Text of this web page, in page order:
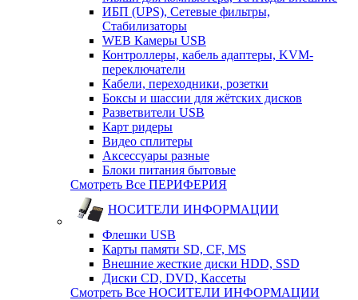
ИБП (UPS), Cетевые фильтры,
Cтабилизаторы
WEB Камеры USB
Контроллеры, кабель адаптеры, KVM-
переключатели
Кабели, переходники, розетки
Боксы и шассии для жётских дисков
Разветвители USB
Карт ридеры
Видео сплитеры
Аксессуары разные
Блоки питания бытовые
Смотреть Все ПЕРИФЕРИЯ
НОСИТЕЛИ ИНФОРМАЦИИ
Флешки USB
Карты памяти SD, CF, MS
Внешние жесткие диски HDD, SSD
Диски CD, DVD, Кассеты
Смотреть Все НОСИТЕЛИ ИНФОРМАЦИИ